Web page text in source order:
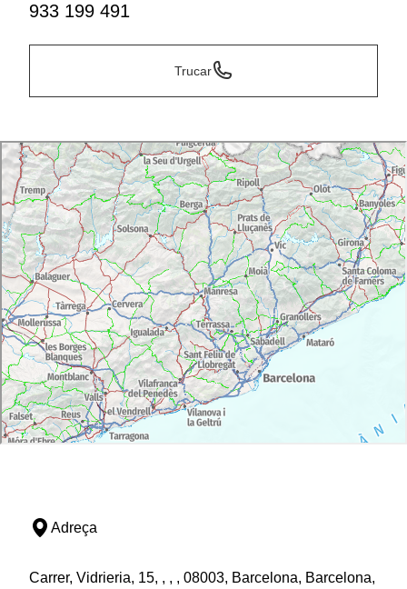
933 199 491
Trucar
Adreça
Carrer, Vidrieria, 15, , , , 08003, Barcelona, Barcelona,